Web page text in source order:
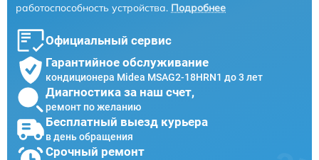
работоспособность устройства. Подробнее
Официальный сервис
Гарантийное обслуживание
кондиционера Midea MSAG2-18HRN1 до 3 лет
Диагностика за наш счет,
ремонт по желанию
Бесплатный выезд курьера
в день обращения
Срочный ремонт